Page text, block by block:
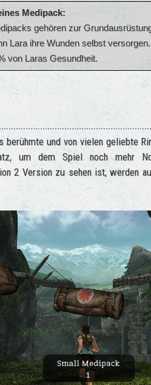
Medipack:
gehören zur
Lara ihre Wunden selbst
von Laras Gesundheit.
berühmte und von vielen geliebte
um dem Spiel noch mehr
2 Version zu sehen ist, werden